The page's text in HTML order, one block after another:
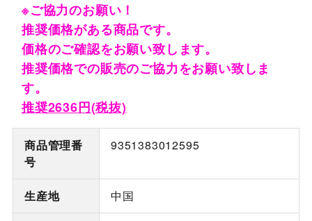
※ご協力のお願い！
推奨価格がある商品です。
価格のご確認をお願い致します。
推奨価格での販売のご協力をお願い致しま
す。
推奨2636円(税抜)
商品管理番
号
9351383012595
生産地 中国